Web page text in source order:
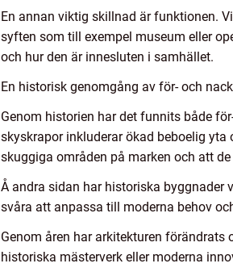
En annan viktig skillnad är funktionen.
syften som till exempel museum eller
och hur den är innesluten i samhället.
En historisk genomgång av för- och
Genom historien har det funnits både
skyskrapor inkluderar ökad beboelig
skuggiga områden på marken och att
Å andra sidan har historiska byggnader
svåra att anpassa till moderna behov
Genom åren har arkitekturen förändrats
historiska mästerverk eller moderna